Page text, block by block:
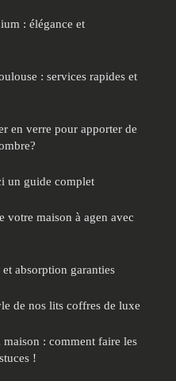
: élégance et
: services rapides et
en verre pour apporter de
un guide complet
votre maison à agen avec
absorption garanties
de nos lits coffres de luxe
: comment faire les
!